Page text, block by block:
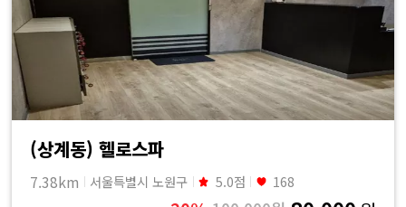
(상계동) 헬로스파
7.38km 서울특별시 노원구 5.0점 168